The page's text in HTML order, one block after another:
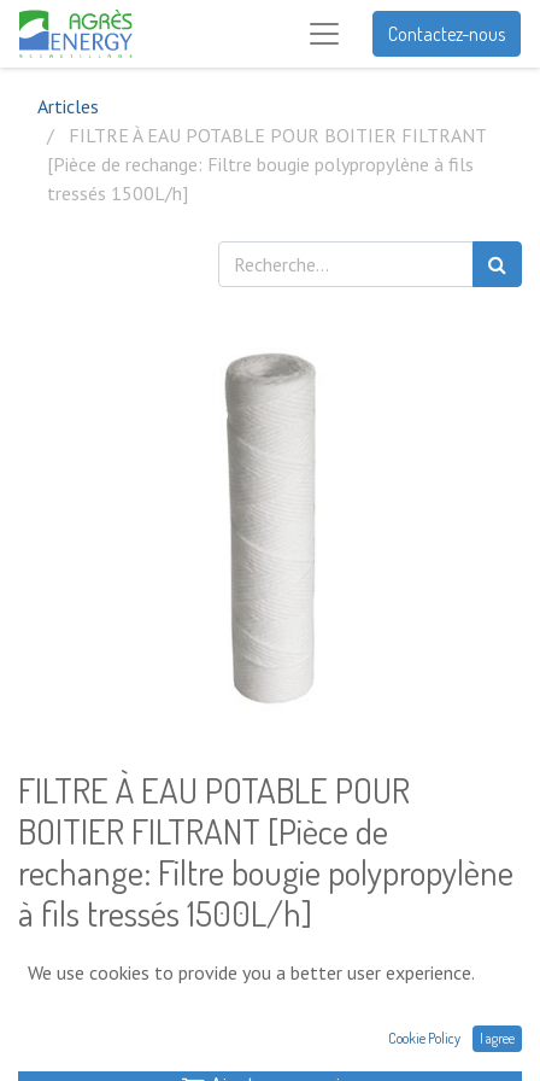
Contactez-nous
Articles
FILTRE À EAU POTABLE POUR BOITIER FILTRANT
[Pièce de rechange: Filtre bougie polypropylène à fils
tressés 1500L/h]
FILTRE À EAU POTABLE POUR
BOITIER FILTRANT [Pièce de
rechange: Filtre bougie polypropylène
à fils tressés 1500L/h]
38,55€
We use cookies to provide you a better user experience.
Cookie Policy I agree